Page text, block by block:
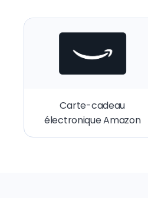
Carte-cadeau
électronique Amazon